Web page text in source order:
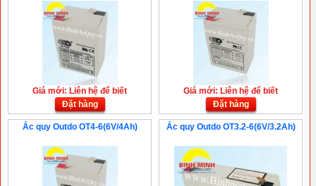
Giá mới: Liên hệ để biết
Đặt hàng
Giá mới: Liên hệ để biết
Đặt hàng
Ắc quy Outdo OT4-6(6V/4Ah) Ắc quy Outdo OT3.2-6(6V/3.2Ah)